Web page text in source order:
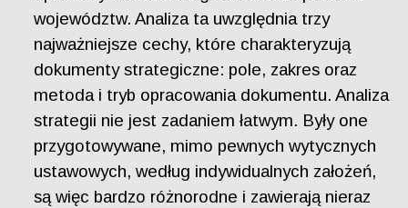
województw. Analiza ta uwzględnia trzy
najważniejsze cechy, które charakteryzują
dokumenty strategiczne: pole, zakres oraz
metoda i tryb opracowania dokumentu. Analiza
strategii nie jest zadaniem łatwym. Były one
przygotowywane, mimo pewnych wytycznych
ustawowych, według indywidualnych założeń,
są więc bardzo różnorodne i zawierają nieraz